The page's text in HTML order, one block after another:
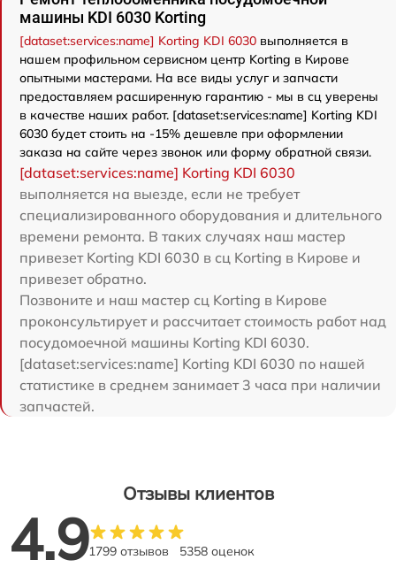
машины KDI 6030 Korting
[dataset:services:name] Korting KDI 6030 выполняется в
нашем профильном сервисном центр Korting в Кирове
опытными мастерами. На все виды услуг и запчасти
предоставляем расширенную гарантию - мы в сц уверены
в качестве наших работ. [dataset:services:name] Korting KDI
6030 будет стоить на -15% дешевле при оформлении
заказа на сайте через звонок или форму обратной связи.
[dataset:services:name] Korting KDI 6030
выполняется на выезде, если не требует
специализированного оборудования и длительного
времени ремонта. В таких случаях наш мастер
привезет Korting KDI 6030 в сц Korting в Кирове и
привезет обратно.
Позвоните и наш мастер сц Korting в Кирове
проконсультирует и рассчитает стоимость работ над
посудомоечной машины Korting KDI 6030.
[dataset:services:name] Korting KDI 6030 по нашей
статистике в среднем занимает 3 часа при наличии
запчастей.
Отзывы клиентов
4.91799 отзывов 5358 оценок